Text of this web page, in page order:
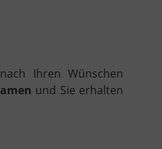
Ihren Wünschen
und Sie erhalten